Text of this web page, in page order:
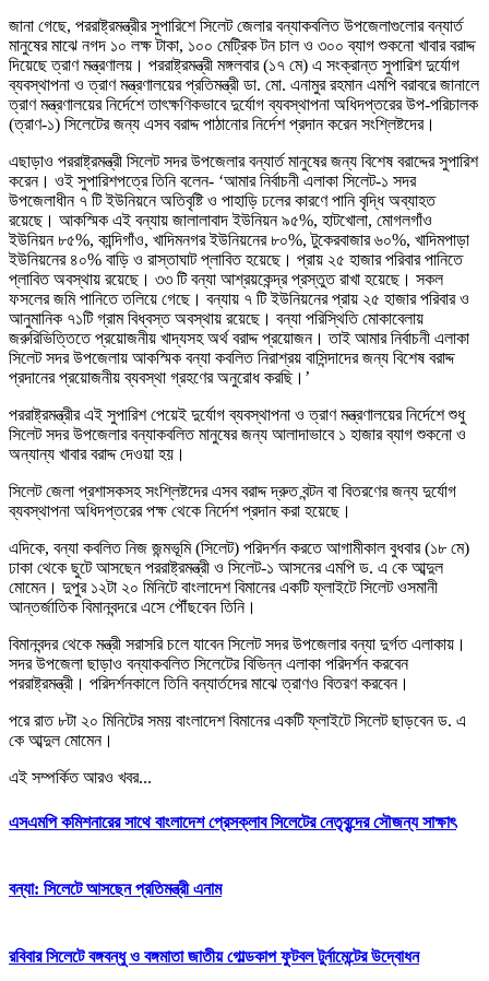
জানা গেছে, পররাষ্ট্রমন্ত্রীর সুপারিশে সিলেট জেলার বন্যাকবলিত উপজেলাগুলোর বন্যার্ত
মানুষের মাঝে নগদ ১০ লক্ষ টাকা, ১০০ মেট্রিক টন চাল ও ৩০০ ব্যাগ শুকনো খাবার বরাদ্দ
দিয়েছে ত্রাণ মন্ত্রণালয়। পররাষ্ট্রমন্ত্রী মঙ্গলবার (১৭ মে) এ সংক্রান্ত সুপারিশ দুর্যোগ
ব্যবস্থাপনা ও ত্রাণ মন্ত্রণালয়ের প্রতিমন্ত্রী ডা. মো. এনামুর রহমান এমপি বরাবরে জানালে
ত্রাণ মন্ত্রণালয়ের নির্দেশে তাৎক্ষণিকভাবে দুর্যোগ ব্যবস্থাপনা অধিদপ্তরের উপ-পরিচালক
(ত্রাণ-১) সিলেটের জন্য এসব বরাদ্দ পাঠানোর নির্দেশ প্রদান করেন সংশ্লিষ্টদের।
এছাড়াও পররাষ্ট্রমন্ত্রী সিলেট সদর উপজেলার বন্যার্ত মানুষের জন্য বিশেষ বরাদ্দের সুপারিশ
করেন। ওই সুপারিশপত্রে তিনি বলেন- ‘আমার নির্বাচনী এলাকা সিলেট-১ সদর
উপজেলাধীন ৭ টি ইউনিয়নে অতিবৃষ্টি ও পাহাড়ি ঢলের কারণে পানি বৃদ্ধি অব্যাহত
রয়েছে। আকস্মিক এই বন্যায় জালালাবাদ ইউনিয়ন ৯৫%, হাটখােলা, মােগলগাঁও
ইউনিয়ন ৮৫%, কান্দিগাঁও, খাদিমনগর ইউনিয়নের ৮০%, টুকেরবাজার ৬০%, খাদিমপাড়া
ইউনিয়নের ৪০% বাড়ি ও রাস্তাঘাট প্লাবিত হয়েছে। প্রায় ২৫ হাজার পরিবার পানিতে
প্লাবিত অবস্থায় রয়েছে। ৩৩ টি বন্যা আশ্রয়কেন্দ্র প্রস্তুত রাখা হয়েছে। সকল
ফসলের জমি পানিতে তলিয়ে গেছে। বন্যায় ৭ টি ইউনিয়নের প্রায় ২৫ হাজার পরিবার ও
আনুমানিক ৭১টি গ্রাম বিধ্বস্ত অবস্থায় রয়েছে। বন্যা পরিস্থিতি মােকাবেলায়
জরুরিভিত্তিতে প্রয়ােজনীয় খাদ্যসহ অর্থ বরাদ্দ প্রয়ােজন। তাই আমার নির্বাচনী এলাকা
সিলেট সদর উপজেলায় আকস্মিক বন্যা কবলিত নিরাশ্রয় বাসিন্দাদের জন্য বিশেষ বরাদ্দ
প্রদানের প্রয়ােজনীয় ব্যবস্থা গ্রহণের অনুরােধ করছি।’
পররাষ্ট্রমন্ত্রীর এই সুপারিশ পেয়েই দুর্যোগ ব্যবস্থাপনা ও ত্রাণ মন্ত্রণালয়ের নির্দেশে শুধু
সিলেট সদর উপজেলার বন্যাকবলিত মানুষের জন্য আলাদাভাবে ১ হাজার ব্যাগ শুকনো ও
অন্যান্য খাবার বরাদ্দ দেওয়া হয়।
সিলেট জেলা প্রশাসকসহ সংশ্লিষ্টদের এসব বরাদ্দ দ্রুত বন্টন বা বিতরণের জন্য দুর্যোগ
ব্যবস্থাপনা অধিদপ্তরের পক্ষ থেকে নির্দেশ প্রদান করা হয়েছে।
এদিকে, বন্যা কবলিত নিজ জন্মভূমি (সিলেট) পরিদর্শন করতে আগামীকাল বুধবার (১৮ মে)
ঢাকা থেকে ছুটে আসছেন পররাষ্ট্রমন্ত্রী ও সিলেট-১ আসনের এমপি ড. এ কে আব্দুল
মোমেন। দুপুর ১২টা ২০ মিনিটে বাংলাদেশ বিমানের একটি ফ্লাইটে সিলেট ওসমানী
আন্তর্জাতিক বিমানবন্দরে এসে পৌঁছবেন তিনি।
বিমানবন্দর থেকে মন্ত্রী সরাসরি চলে যাবেন সিলেট সদর উপজেলার বন্যা দুর্গত এলাকায়।
সদর উপজেলা ছাড়াও বন্যাকবলিত সিলেটের বিভিন্ন এলাকা পরিদর্শন করবেন
পররাষ্ট্রমন্ত্রী। পরিদর্শনকালে তিনি বন্যার্তদের মাঝে ত্রাণও বিতরণ করবেন।
পরে রাত ৮টা ২০ মিনিটের সময় বাংলাদেশ বিমানের একটি ফ্লাইটে সিলেট ছাড়বেন ড. এ
কে আব্দুল মোমেন।
এই সম্পর্কিত আরও খবর...
এসএমপি কমিশনারের সাথে বাংলাদেশ প্রেসক্লাব সিলেটের নেতৃবৃন্দের সৌজন্য সাক্ষাৎ
বন্যা: সিলেটে আসছেন প্রতিমন্ত্রী এনাম
রবিবার সিলেটে বঙ্গবন্ধু ও বঙ্গমাতা জাতীয় গােল্ডকাপ ফুটবল টুর্নামেন্টের উদ্বোধন